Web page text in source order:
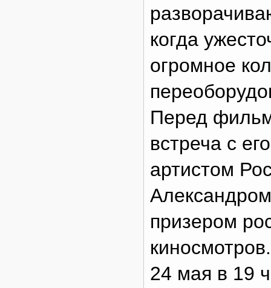
когда
огромное
Перед
встреча с
артистом
призером
киносмотров.
24 мая в 19